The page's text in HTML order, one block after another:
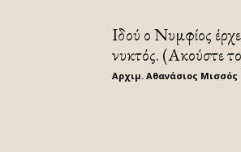
Iδού ο Νυμφίος
νυκτός. (Ακούστε
Αρχιμ. Αθανάσιος Μισσός